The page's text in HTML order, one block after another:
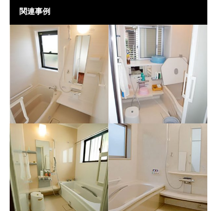
関連事例
山梨県 甲府市 Ｍ様邸
山梨県 甲府市 Ｋ様邸